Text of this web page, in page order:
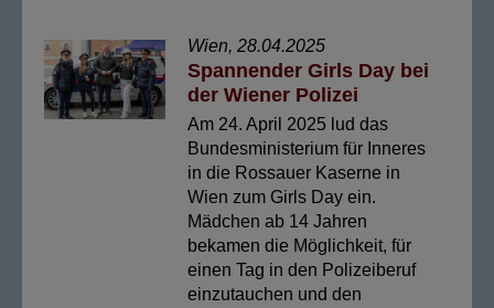
Wien, 28.04.2025
Spannender Girls Day bei
der Wiener Polizei
Am 24. April 2025 lud das
Bundesministerium für Inneres
in die Rossauer Kaserne in
Wien zum Girls Day ein.
Mädchen ab 14 Jahren
bekamen die Möglichkeit, für
einen Tag in den Polizeiberuf
einzutauchen und den